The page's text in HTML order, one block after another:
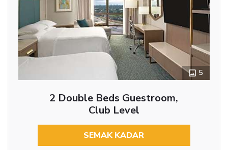
5
2 Double Beds Guestroom,
Club Level
SEMAK KADAR